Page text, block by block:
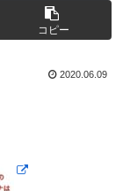
コピー
2020.06.09